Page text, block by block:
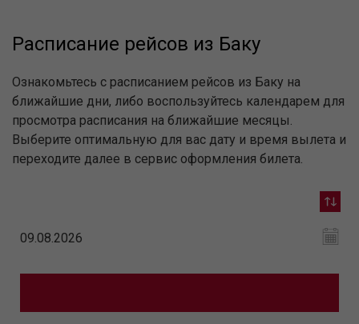
Расписание рейсов из Баку
Ознакомьтесь с расписанием рейсов из Баку на
ближайшие дни, либо воспользуйтесь календарем для
просмотра расписания на ближайшие месяцы.
Выберите оптимальную для вас дату и время вылета и
переходите далее в сервис оформления билета.